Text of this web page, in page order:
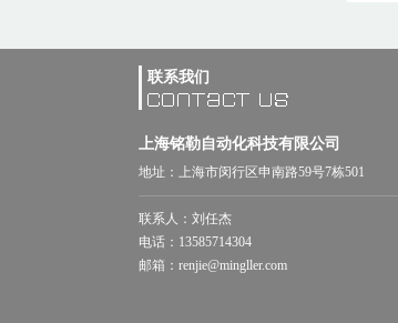
联系我们
上海铭勒自动化科技有限公司
地址：上海市闵行区申南路59号7栋501
联系人：刘任杰
电话：13585714304
邮箱：renjie@mingller.com